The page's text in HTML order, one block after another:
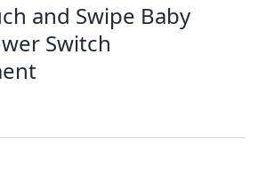
and Swipe Baby
Switch